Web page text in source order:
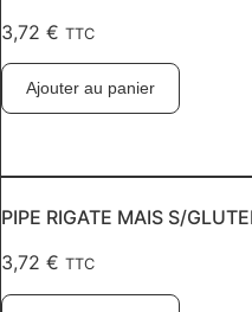
3,72 € TTC
Ajouter au panier
PIPE RIGATE MAIS S/
3,72 € TTC